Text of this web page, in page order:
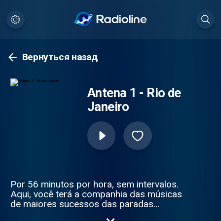
Вернуться назад
Antena 1 - Rio de
Janeiro
Por 56 minutos por hora, sem intervalos.
Aqui, você terá a companhia das músicas
de maiores sucessos das paradas